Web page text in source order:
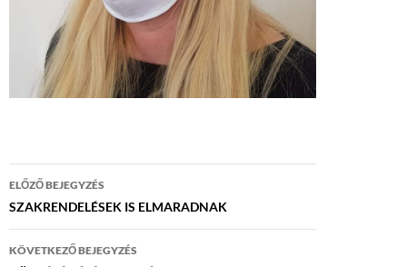
Bejegyzés
navigáció
ELŐZŐ BEJEGYZÉS
SZAKRENDELÉSEK IS ELMARADNAK
KÖVETKEZŐ BEJEGYZÉS